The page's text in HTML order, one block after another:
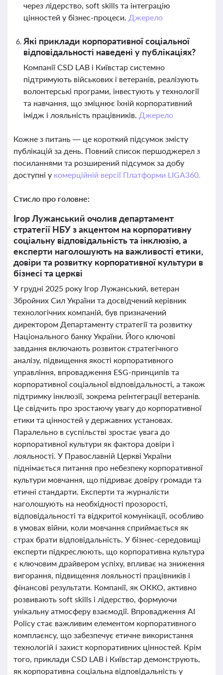
через лідерство, soft skills та інтеграцію
цінностей у бізнес-процеси. Джерело
Які приклади корпоративної соціальної
відповідальності наведені у публікаціях?
Компанії CSD LAB і Київстар системно
підтримують військових і ветеранів, реалізують
волонтерські програми, інвестують у технології
та навчання, що зміцнює їхній корпоративний
імідж і лояльність працівників. Джерело
Кожне з питань — це короткий підсумок змісту
публікацій за день. Повний список першоджерел з
посиланнями та розширений підсумок за добу
доступні у комерційній версії Платформи LIGA360.
Стисло про головне:
Ігор Лужанський очолив департамент
стратегії НБУ з акцентом на корпоративну
соціальну відповідальність та інклюзію, а
експерти наголошують на важливості етики,
довіри та розвитку корпоративної культури в
бізнесі та церкві
У грудні 2025 року Ігор Лужанський, ветеран
Збройних Сил України та досвідчений керівник
технологічних компаній, був призначений
директором Департаменту стратегії та розвитку
Національного банку України. Його ключові
завдання включають розвиток стратегічного
аналізу, підвищення якості корпоративного
управління, впровадження ESG-принципів та
корпоративної соціальної відповідальності, а також
підтримку інклюзії, зокрема реінтеграції ветеранів.
Це свідчить про зростаючу увагу до корпоративної
етики та цінностей у державних установах.
Паралельно в суспільстві зростає увага до
корпоративної культури як фактора довіри і
лояльності. У Православній Церкві України
піднімається питання про небезпеку корпоративної
культури мовчання, що підриває довіру громади та
етичні стандарти. Експерти та журналісти
наголошують на необхідності прозорості,
відповідальності та відкритої комунікації, особливо
в умовах війни, коли мовчання сприймається як
страх брати відповідальність. У бізнес-середовищі
експерти підкреслюють, що корпоративна культура
є ключовим драйвером успіху, впливає на зниження
вигорання, підвищення лояльності працівників і
фінансові результати. Компанії, як ОККО, активно
розвивають soft skills і лідерство, формуючи
унікальну атмосферу взаємодії. Впровадження AI
Policy стає важливим елементом корпоративного
комплаєнсу, що забезпечує етичне використання
технологій і захист корпоративних цінностей. Крім
того, приклади CSD LAB і Київстар демонструють,
як корпоративна соціальна відповідальність у